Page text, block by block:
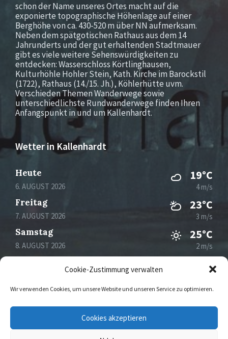
Cookie-Zustimmung verwalten
Wir verwenden Cookies, um unsere Website und unseren Service zu optimieren.
Cookies akzeptieren
schon der Name unseres Ortes macht auf die
exponierte topographische Höhenlage auf einer
Berghöhe von ca. 430-520 m über NN aufmerksam.
Neben dem spätgotischen Rathaus aus dem 14
Jahrunderts und der gut erhaltenden Stadtmauer
gibt es viele weitere Sehenswürdigkeiten zu
entdecken: Wasserschloss Körtlinghausen,
Kulturhöhle Hohler Stein, Kath. Kirche im Barockstil
(1722), Rathaus (14./15. Jh.), Köhlerhütte uvm.
Verschieden Themen Wanderwege sowie
unterschiedlichste Rundwanderwege finden Ihren
Anfangspunkt in und um Kallenhardt.
Wetter in Kallenhardt
Heute
6. AUGUST 2026
19°C
4 m/s
Freitag
7. AUGUST 2026
23°C
3 m/s
Samstag
8. AUGUST 2026
25°C
2 m/s
30°C
1 m/s
Facebook Instagram